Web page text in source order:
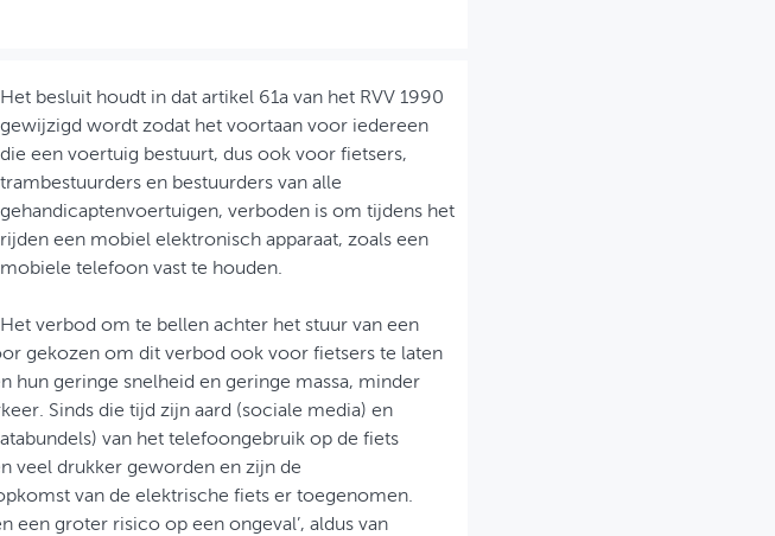
Het besluit houdt in dat artikel 61a van het RVV 1990
gewijzigd wordt zodat het voortaan voor iedereen
die een voertuig bestuurt, dus ook voor fietsers,
trambestuurders en bestuurders van alle
gehandicaptenvoertuigen, verboden is om tijdens het
rijden een mobiel elektronisch apparaat, zoals een
mobiele telefoon vast te houden.
Het verbod om te bellen achter het stuur van een
gekozen om dit verbod ook voor fietsers te laten
hun geringe snelheid en geringe massa, minder
Sinds die tijd zijn aard (sociale media) en
van het telefoongebruik op de fiets
veel drukker geworden en zijn de
van de elektrische fiets er toegenomen.
een groter risico op een ongeval’, aldus van